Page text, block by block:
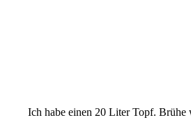
Ich habe einen 20 Liter Topf.